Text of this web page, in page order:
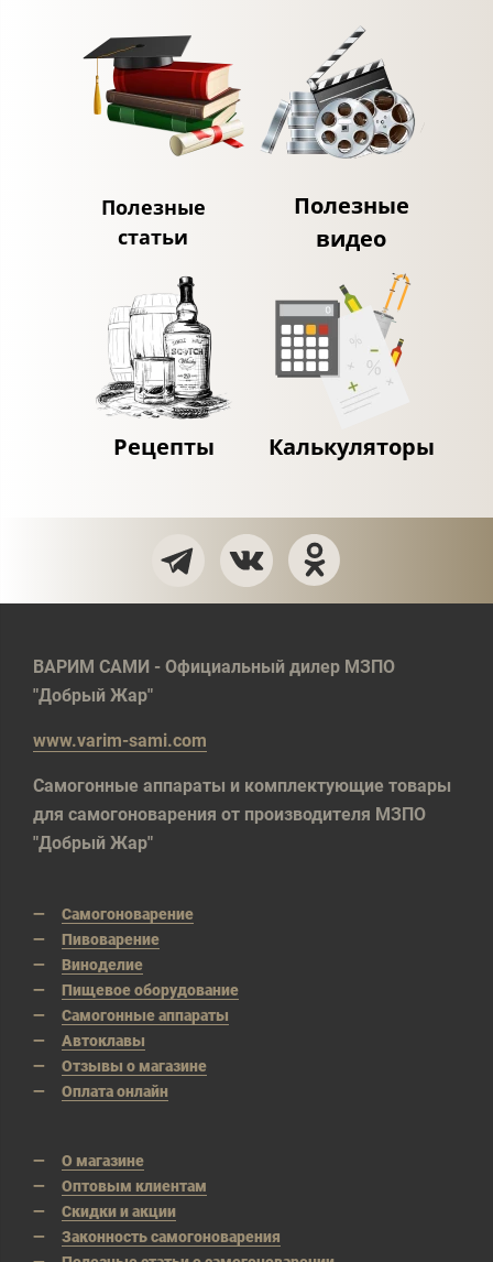
Полезные
статьи
Полезные
видео
Рецепты Калькуляторы
ВАРИМ САМИ - Официальный дилер МЗПО
"Добрый Жар"
www.varim-sami.com
Самогонные аппараты и комплектующие товары
для самогоноварения от производителя МЗПО
"Добрый Жар"
Самогоноварение
Пивоварение
Виноделие
Пищевое оборудование
Самогонные аппараты
Автоклавы
Отзывы о магазине
Оплата онлайн
О магазине
Оптовым клиентам
Скидки и акции
Законность самогоноварения